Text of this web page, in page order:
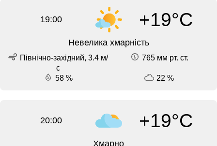
19:00 +19°C
Невелика хмарність
Північно-західний, 3.4 м/
с
765 мм рт. ст.
58 % 22 %
20:00 +19°C
Хмарно